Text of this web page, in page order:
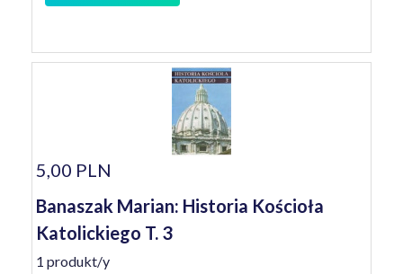
5,00 PLN
Banaszak Marian: Historia Kościoła
Katolickiego T. 3
1 produkt/y